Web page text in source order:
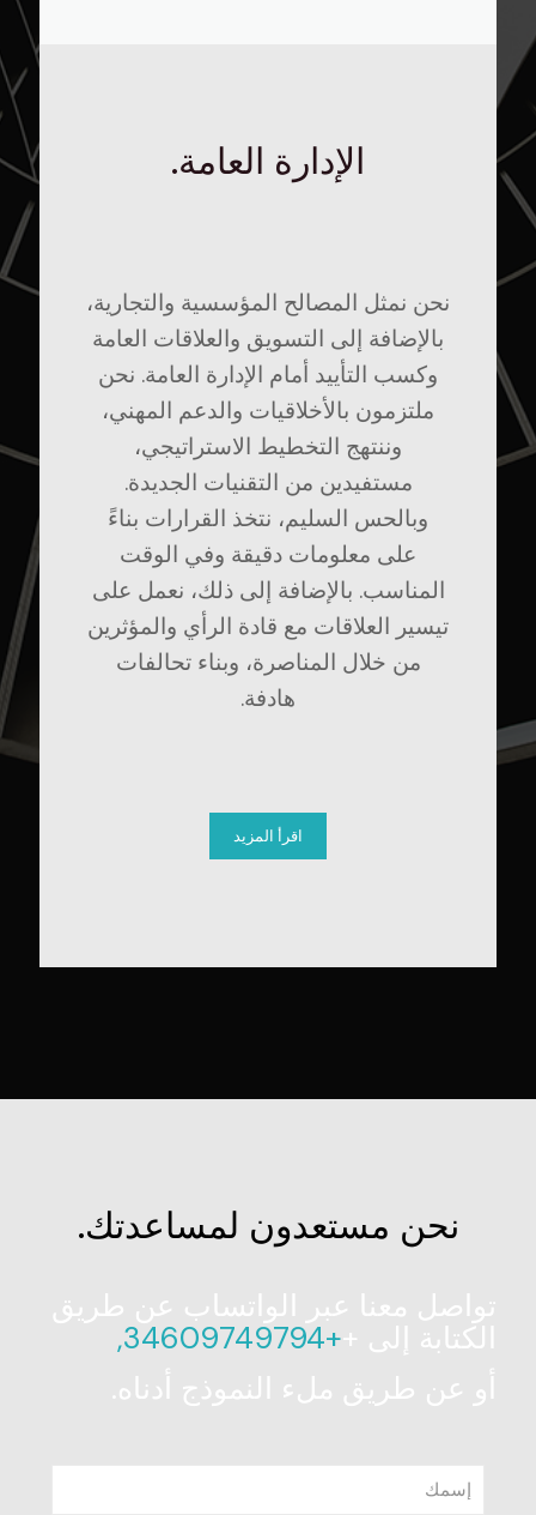
الإدارة العامة.
نحن نمثل المصالح المؤسسية والتجارية،
بالإضافة إلى التسويق والعلاقات العامة
وكسب التأييد أمام الإدارة العامة. نحن
ملتزمون بالأخلاقيات والدعم المهني،
وننتهج التخطيط الاستراتيجي،
مستفيدين من التقنيات الجديدة.
وبالحس السليم، نتخذ القرارات بناءً
على معلومات دقيقة وفي الوقت
المناسب. بالإضافة إلى ذلك، نعمل على
تيسير العلاقات مع قادة الرأي والمؤثرين
من خلال المناصرة، وبناء تحالفات
هادفة.
اقرأ المزيد
نحن مستعدون لمساعدتك.
تواصل معنا عبر الواتساب عن طريق
الكتابة إلى ++34609749794,
أو عن طريق ملء النموذج أدناه.